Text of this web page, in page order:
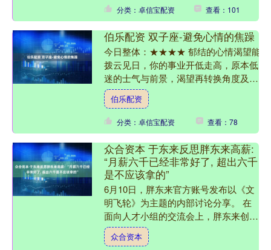
分类：卓信宝配资 查看：101
伯乐配资 双子座-避免心情的焦躁
今日整体：★★★★ 郁结的心情渴望能
拨云见日，你的事业开低走高，原本低
迷的士气与前景，渴望再转换角度及策
略后，生机涌现。工作组织力和执行力
相互搭配，实现计划、攻....
伯乐配资
分类：卓信宝配资 查看：78
众合资本 于东来反思胖东来高薪:
“月薪六千已经非常好了, 超出六千
是不应该拿的”
6月10日，胖东来官方账号发布以《文
明飞轮》为主题的内部讨论分享。 在
面向人才小组的交流会上，胖东来创始
人于东来围绕企业人力资源建设展开全
面解读，直言公司运行三....
众合资本